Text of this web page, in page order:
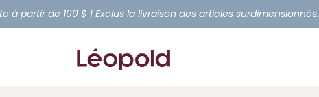
à partir de 100 $ | Exclus la livraison des articles surdimensionnés.